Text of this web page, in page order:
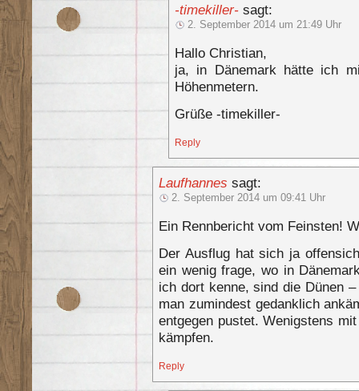
-timekiller- sagt:
2. September 2014 um 21:49 Uhr
Hallo Christian,
ja, in Dänemark hätte ich
Höhenmetern.
Grüße -timekiller-
Reply
Laufhannes sagt:
2. September 2014 um 09:41 Uhr
Ein Rennbericht vom Feinsten!
Der Ausflug hat sich ja
ein wenig frage, wo in
ich dort kenne, sind die Dünen
man zumindest gedanklich
entgegen pustet. Wenigstens
kämpfen.
Reply